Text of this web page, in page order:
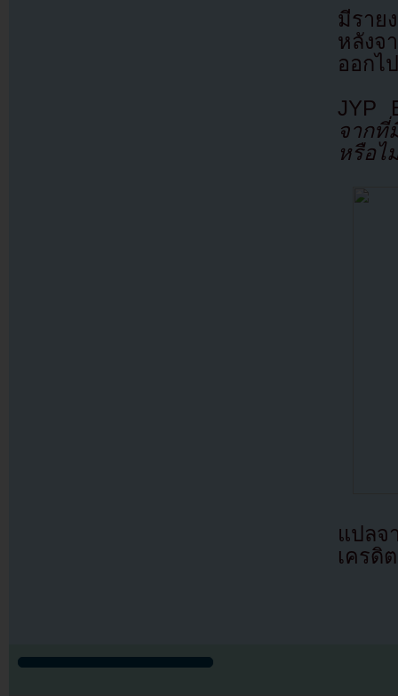
มีราย
หลังจ
ออกไ
JYP
จากที่
หรือไ
แปลจ
เครดิ